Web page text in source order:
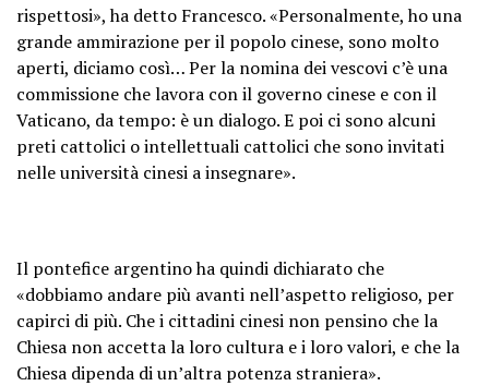
rispettosi», ha detto Francesco. «Personalmente, ho una
grande ammirazione per il popolo cinese, sono molto
aperti, diciamo così… Per la nomina dei vescovi c’è una
commissione che lavora con il governo cinese e con il
Vaticano, da tempo: è un dialogo. E poi ci sono alcuni
preti cattolici o intellettuali cattolici che sono invitati
nelle università cinesi a insegnare».
Il pontefice argentino ha quindi dichiarato che
«dobbiamo andare più avanti nell’aspetto religioso, per
capirci di più. Che i cittadini cinesi non pensino che la
Chiesa non accetta la loro cultura e i loro valori, e che la
Chiesa dipenda di un’altra potenza straniera».